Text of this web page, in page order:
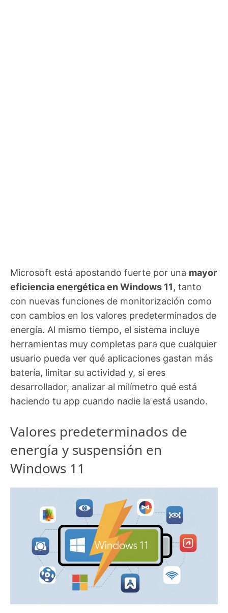
Microsoft está apostando fuerte por una mayor
eficiencia energética en Windows 11, tanto
con nuevas funciones de monitorización como
con cambios en los valores predeterminados de
energía. Al mismo tiempo, el sistema incluye
herramientas muy completas para que cualquier
usuario pueda ver qué aplicaciones gastan más
batería, limitar su actividad y, si eres
desarrollador, analizar al milímetro qué está
haciendo tu app cuando nadie la está usando.
Valores predeterminados de
energía y suspensión en
Windows 11